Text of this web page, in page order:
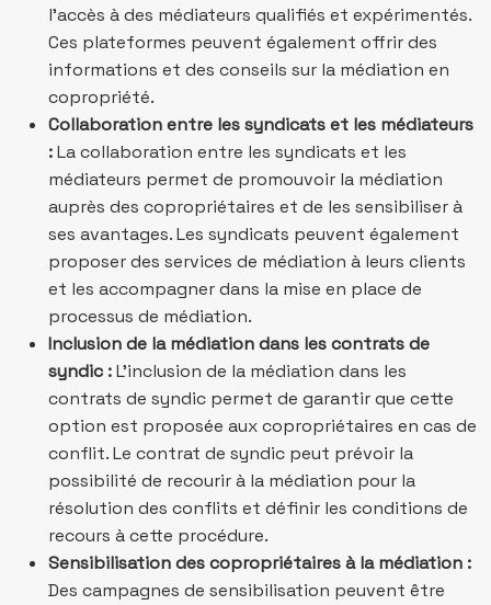
l’accès à des médiateurs qualifiés et expérimentés.
Ces plateformes peuvent également offrir des
informations et des conseils sur la médiation en
copropriété.
Collaboration entre les syndicats et les médiateurs
:La collaboration entre les syndicats et les
médiateurs permet de promouvoir la médiation
auprès des copropriétaires et de les sensibiliser à
ses avantages. Les syndicats peuvent également
proposer des services de médiation à leurs clients
et les accompagner dans la mise en place de
processus de médiation.
Inclusion de la médiation dans les contrats de
syndic :L’inclusion de la médiation dans les
contrats de syndic permet de garantir que cette
option est proposée aux copropriétaires en cas de
conflit. Le contrat de syndic peut prévoir la
possibilité de recourir à la médiation pour la
résolution des conflits et définir les conditions de
recours à cette procédure.
Sensibilisation des copropriétaires à la médiation :
Des campagnes de sensibilisation peuvent être